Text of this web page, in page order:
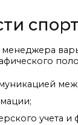
учета